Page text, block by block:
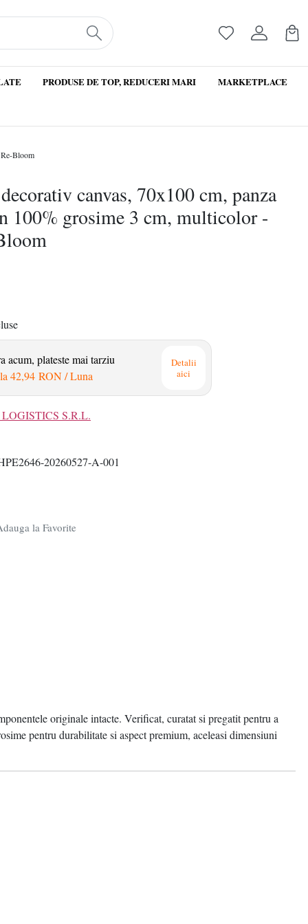
PRODUSE DE TOP, REDUCERI MARI MARKETPLACE
Bloom
canvas, 70x100 cm, panza
100% grosime 3 cm, multicolor -
acum, plateste mai tarziu
42,94 RON/ Luna
Detalii
aici
S.R.L.
20260527-A-001
la Favorite
originale intacte. Verificat, curatat si pregatit pentru a
pentru durabilitate si aspect premium, aceleasi dimensiuni